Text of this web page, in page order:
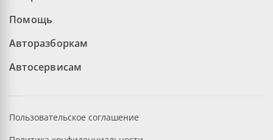
Помощь
Авторазборкам
Автосервисам
Пользовательское соглашение